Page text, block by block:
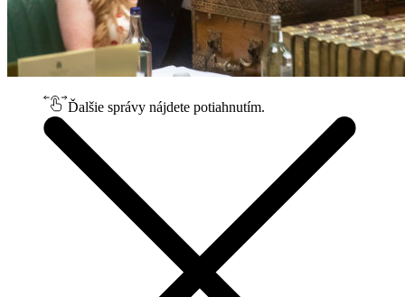
Ďalšie správy nájdete potiahnutím.